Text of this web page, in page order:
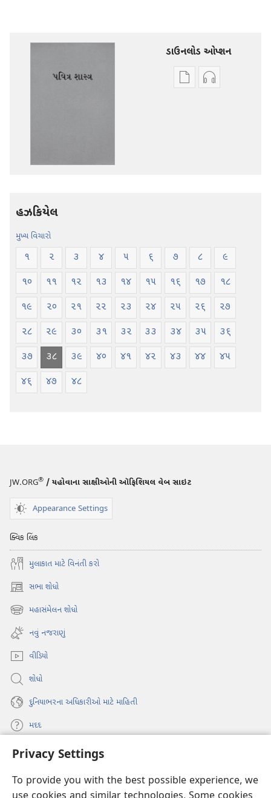
Privacy Settings
To provide you with the best possible experience, we
ડાઉનલોડ ઓપ્શન
ડિજિટલ
ભાષાંતર
ઑડિયો
ભાષાંતર
હઝકિયેલ
મુખ્ય વિચારો
૧ ૨ ૩ ૪ ૫ ૬ ૭ ૮
૯
૧૦
૧૧ ૧૨ ૧૩ ૧૪ ૧૫ ૧૬ ૧૭
૧૮
૧૯
૨૦ ૨૧ ૨૨ ૨૩ ૨૪ ૨૫ ૨૬
૨૭
૨૮
૨૯ ૩૦ ૩૧ ૩૨ ૩૩ ૩૪ ૩૫
૩૬
૩૭
૩૮ ૩૯ ૪૦ ૪૧ ૪૨ ૪૩ ૪૪
૪૫
૪૬
૪૭ ૪૮
JW.ORG® / યહોવાના સાક્ષીઓની ઑફિશિયલ વેબ સાઇટ
Appearance Settings
ક્વિક લિંક
મુલાકાત માટે વિનંતી કરો
સભા શોધો
(opens
new મહાસંમેલન શોધો
(opens
new
window)
નવું નજરાણું
વીડિયો
શોધો
દુનિયાભરના અધિકારીઓ માટે માહિતી
મદદ
દાન
new
window)વોચટાવર ઓનલાઇન લાઇબ્રેરી